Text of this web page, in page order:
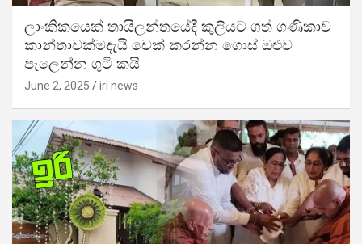
ලාංකිකයෙක් තායිලන්තයේදී කුලියට ගත් ගණිකාව
කාන්තාවක්මදැයි චෙක් කරන්න ගොස් ඔළුව
පැලෙන්න ගුටි කයි
June 2, 2025 iri news